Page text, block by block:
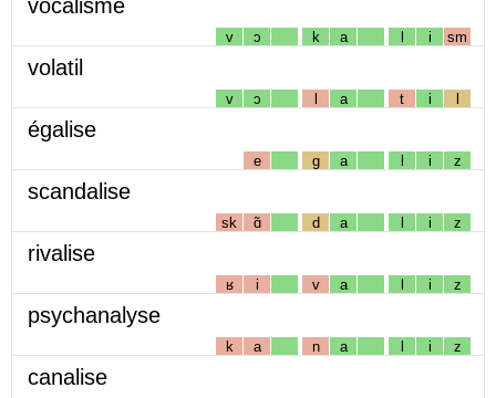
vocalisme
v ɔ k a l i sm
volatil
v ɔ l a t i l
égalise
e g a l i z
scandalise
sk ɑ̃ d a l i z
rivalise
ʁ i v a l i z
psychanalyse
k a n a l i z
canalise